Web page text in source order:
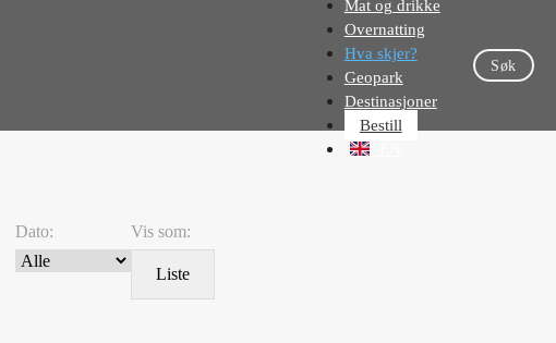
Mat og drikke
Overnatting
Hva skjer?
Geopark
Destinasjoner
Bestill
Søk
Dato: Vis som:
Liste